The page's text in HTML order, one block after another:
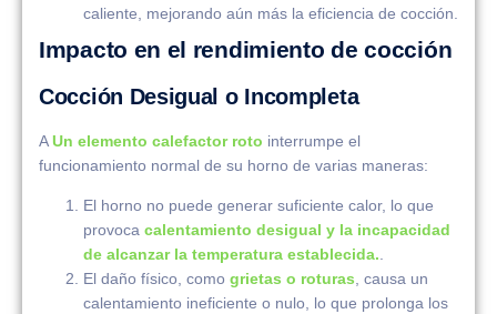
caliente, mejorando aún más la eficiencia de cocción.
Impacto en el rendimiento de cocción
Cocción Desigual o Incompleta
AUn elemento calefactor roto interrumpe el
funcionamiento normal de su horno de varias maneras:
El horno no puede generar suficiente calor, lo que
provoca calentamiento desigual y la incapacidad
de alcanzar la temperatura establecida..
El daño físico, como grietas o roturas, causa un
calentamiento ineficiente o nulo, lo que prolonga los